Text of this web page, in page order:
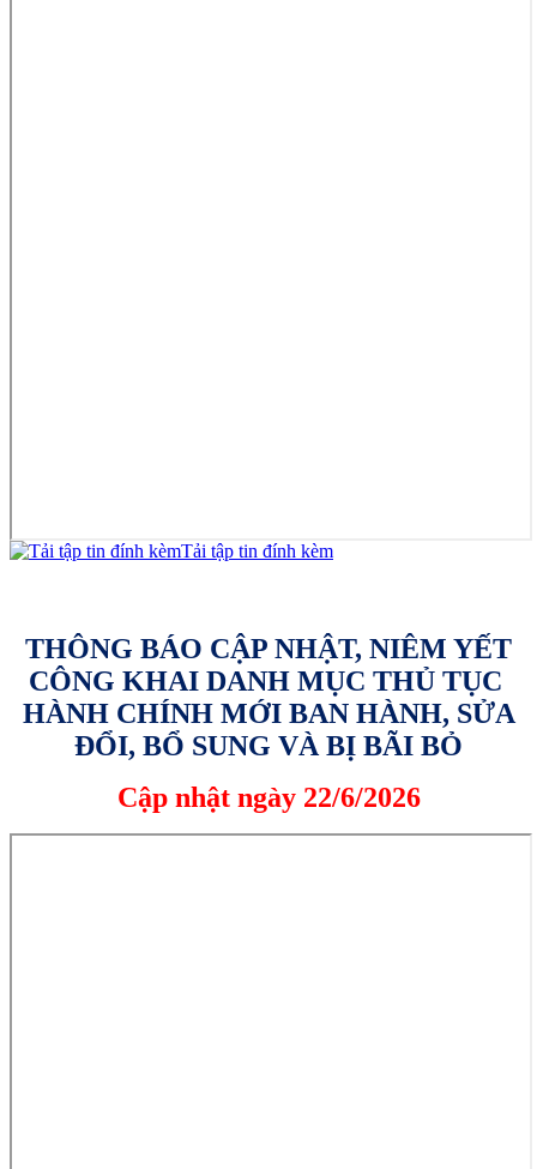
Tải tập tin đính kèm
THÔNG BÁO CẬP NHẬT, NIÊM YẾT
CÔNG KHAI DANH MỤC THỦ TỤC
HÀNH CHÍNH MỚI BAN HÀNH, SỬA
ĐỔI, BỔ SUNG VÀ BỊ BÃI BỎ
Cập nhật ngày 22/6/2026